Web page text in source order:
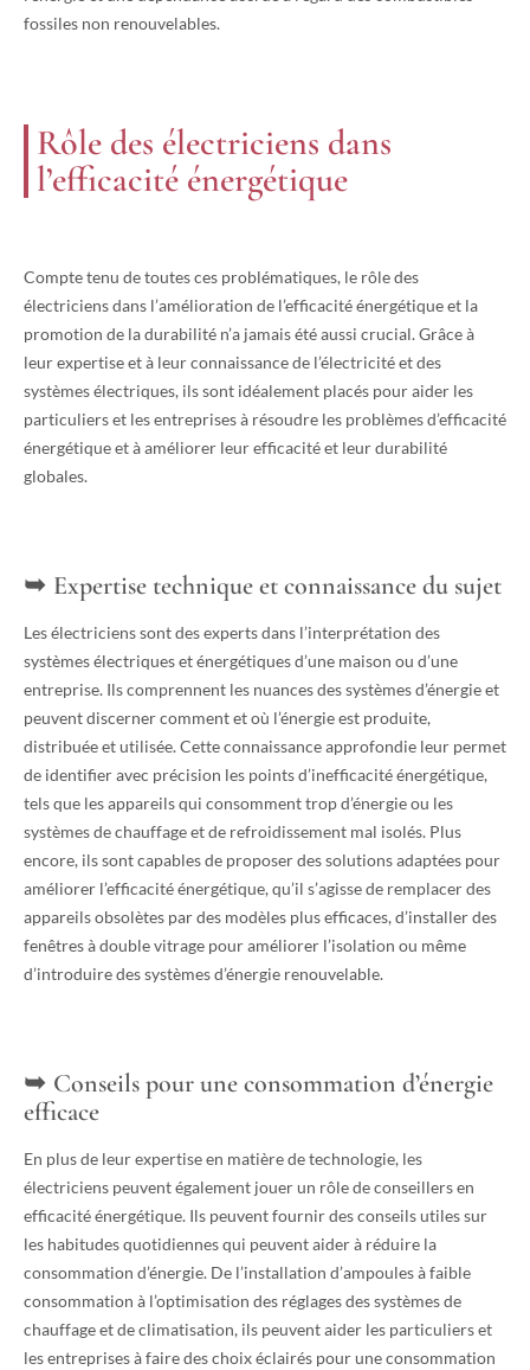
fossiles non renouvelables.
Rôle des électriciens dans
l’efficacité énergétique
Compte tenu de toutes ces problématiques, le rôle des
électriciens dans l’amélioration de l’efficacité énergétique et la
promotion de la durabilité n’a jamais été aussi crucial. Grâce à
leur expertise et à leur connaissance de l’électricité et des
systèmes électriques, ils sont idéalement placés pour aider les
particuliers et les entreprises à résoudre les problèmes d’efficacité
énergétique et à améliorer leur efficacité et leur durabilité
globales.
Expertise technique et connaissance du sujet
Les électriciens sont des experts dans l’interprétation des
systèmes électriques et énergétiques d’une maison ou d’une
entreprise. Ils comprennent les nuances des systèmes d’énergie et
peuvent discerner comment et où l’énergie est produite,
distribuée et utilisée. Cette connaissance approfondie leur permet
de identifier avec précision les points d’inefficacité énergétique,
tels que les appareils qui consomment trop d’énergie ou les
systèmes de chauffage et de refroidissement mal isolés. Plus
encore, ils sont capables de proposer des solutions adaptées pour
améliorer l’efficacité énergétique, qu’il s’agisse de remplacer des
appareils obsolètes par des modèles plus efficaces, d’installer des
fenêtres à double vitrage pour améliorer l’isolation ou même
d’introduire des systèmes d’énergie renouvelable.
Conseils pour une consommation d’énergie
efficace
En plus de leur expertise en matière de technologie, les
électriciens peuvent également jouer un rôle de conseillers en
efficacité énergétique. Ils peuvent fournir des conseils utiles sur
les habitudes quotidiennes qui peuvent aider à réduire la
consommation d’énergie. De l’installation d’ampoules à faible
consommation à l’optimisation des réglages des systèmes de
chauffage et de climatisation, ils peuvent aider les particuliers et
les entreprises à faire des choix éclairés pour une consommation